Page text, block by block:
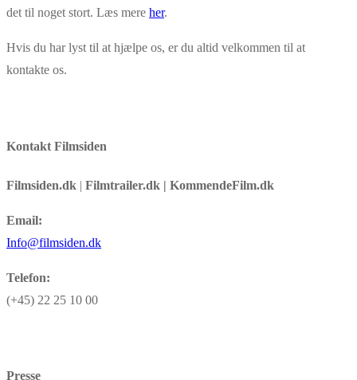
det til noget stort. Læs mere her.
Hvis du har lyst til at hjælpe os, er du altid velkommen til at
kontakte os.
Kontakt Filmsiden
Filmsiden.dk | Filmtrailer.dk | KommendeFilm.dk
Email:
Info@filmsiden.dk
Telefon:
(+45) 22 25 10 00
Presse